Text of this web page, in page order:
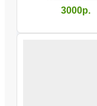
3000р.